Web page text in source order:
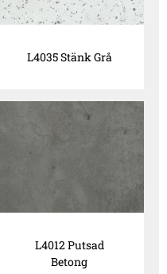
L4035 Stänk Grå
L4012 Putsad
Betong